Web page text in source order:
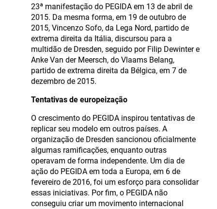
23ª manifestação do PEGIDA em 13 de abril de
2015. Da mesma forma, em 19 de outubro de
2015, Vincenzo Sofo, da Lega Nord, partido de
extrema direita da Itália, discursou para a
multidão de Dresden, seguido por Filip Dewinter e
Anke Van der Meersch, do Vlaams Belang,
partido de extrema direita da Bélgica, em 7 de
dezembro de 2015.
Tentativas de europeização
O crescimento do PEGIDA inspirou tentativas de
replicar seu modelo em outros países. A
organização de Dresden sancionou oficialmente
algumas ramificações, enquanto outras
operavam de forma independente. Um dia de
ação do PEGIDA em toda a Europa, em 6 de
fevereiro de 2016, foi um esforço para consolidar
essas iniciativas. Por fim, o PEGIDA não
conseguiu criar um movimento internacional